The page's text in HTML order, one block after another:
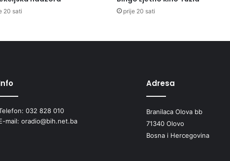
20 sati prije 20 sati
032 828 010
mail: oradio@bih.net.ba
Adresa
Branilaca Olova bb
71340 Olovo
Bosna i Hercegovina